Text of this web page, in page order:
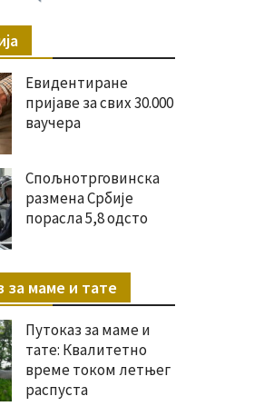
Евидентиране
пријаве за свих 30.000
ваучера
Спољнотрговинска
размена Србије
порасла 5,8 одсто
за маме и тате
Путоказ за маме и
тате: Квалитетно
време током летњег
распуста